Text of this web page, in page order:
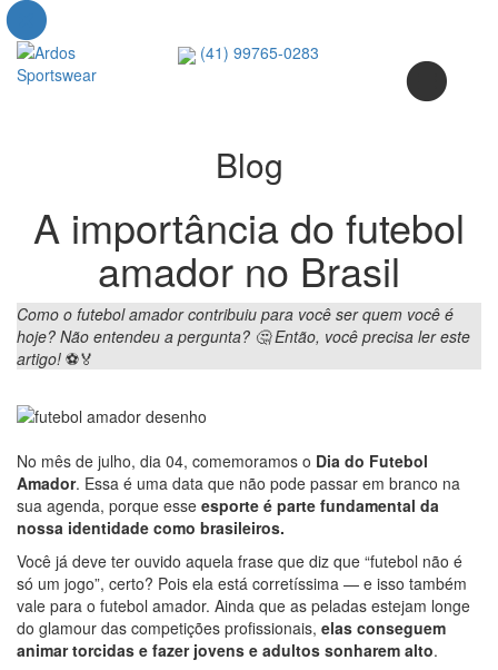
(41) 99765-0283
Blog
A importância do futebol
amador no Brasil
Como o futebol amador contribuiu para você ser quem você é
hoje? Não entendeu a pergunta? 🤔 Então, você precisa ler este
artigo! ⚽🏅
No mês de julho, dia 04, comemoramos o Dia do Futebol
Amador. Essa é uma data que não pode passar em branco na
sua agenda, porque esse esporte é parte fundamental da
nossa identidade como brasileiros.
Você já deve ter ouvido aquela frase que diz que “futebol não é
só um jogo”, certo? Pois ela está corretíssima — e isso também
vale para o futebol amador. Ainda que as peladas estejam longe
do glamour das competições profissionais, elas conseguem
animar torcidas e fazer jovens e adultos sonharem alto.